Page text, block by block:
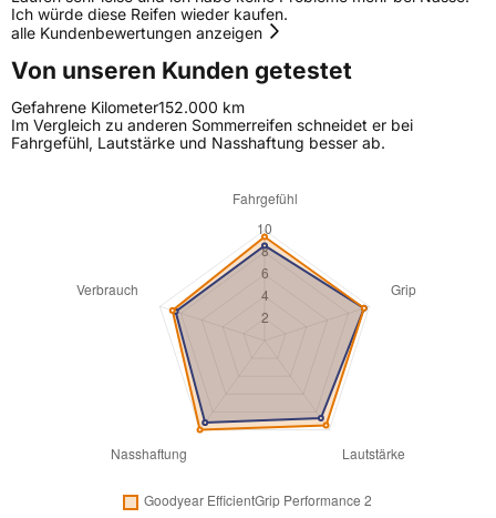
Ich würde diese Reifen wieder kaufen.
alle Kundenbewertungen anzeigen
Von unseren Kunden getestet
Gefahrene Kilometer152.000 km
Im Vergleich zu anderen Sommerreifen schneidet er bei
Fahrgefühl, Lautstärke und Nasshaftung besser ab.